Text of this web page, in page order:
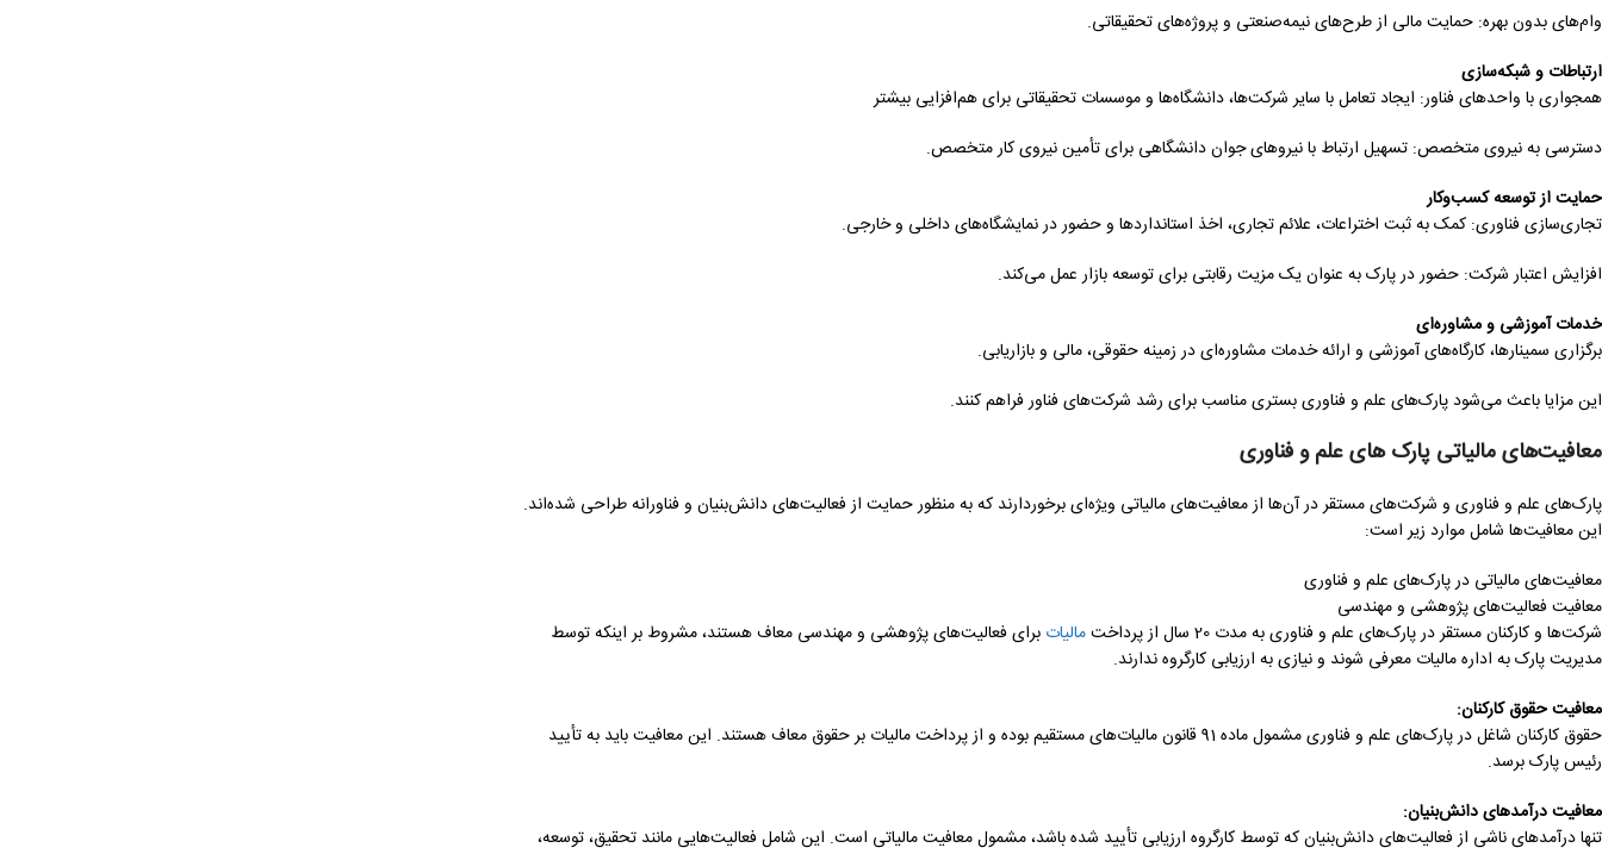
وام‌های بدون بهره: حمایت مالی از طرح‌های نیمه‌صنعتی و پروژه‌های تحقیقاتی.
ارتباطات و شبکه‌سازی
همجواری با واحدهای فناور: ایجاد تعامل با سایر شرکت‌ها، دانشگاه‌ها و موسسات تحقیقاتی برای هم‌افزایی بیشتر
دسترسی به نیروی متخصص: تسهیل ارتباط با نیروهای جوان دانشگاهی برای تأمین نیروی کار متخصص.
حمایت از توسعه کسب‌وکار
تجاری‌سازی فناوری: کمک به ثبت اختراعات، علائم تجاری، اخذ استانداردها و حضور در نمایشگاه‌های داخلی و خارجی.
افزایش اعتبار شرکت: حضور در پارک به عنوان یک مزیت رقابتی برای توسعه بازار عمل می‌کند.
خدمات آموزشی و مشاوره‌ای
برگزاری سمینارها، کارگاه‌های آموزشی و ارائه خدمات مشاوره‌ای در زمینه حقوقی، مالی و بازاریابی.
این مزایا باعث می‌شود پارک‌های علم و فناوری بستری مناسب برای رشد شرکت‌های فناور فراهم کنند.
معافیت‌های مالیاتی پارک‌ های علم و فناوری
پارک‌های علم و فناوری و شرکت‌های مستقر در آن‌ها از معافیت‌های مالیاتی ویژه‌ای برخوردارند که به منظور حمایت از فعالیت‌های دانش‌بنیان و فناورانه طراحی شده‌اند.
این معافیت‌ها شامل موارد زیر است:
معافیت‌های مالیاتی در پارک‌های علم و فناوری
معافیت فعالیت‌های پژوهشی و مهندسی
شرکت‌ها و کارکنان مستقر در پارک‌های علم و فناوری به مدت 20 سال از پرداخت
مالیات برای فعالیت‌های پژوهشی و مهندسی معاف هستند، مشروط بر اینکه توسط
مدیریت پارک به اداره مالیات معرفی شوند و نیازی به ارزیابی کارگروه ندارند.
معافیت حقوق کارکنان:
حقوق کارکنان شاغل در پارک‌های علم و فناوری مشمول ماده 91 قانون مالیات‌های مستقیم بوده و از پرداخت مالیات بر حقوق معاف هستند. این معافیت باید به تأیید
رئیس پارک برسد.
معافیت درآمدهای دانش‌بنیان:
تنها درآمدهای ناشی از فعالیت‌های دانش‌بنیان که توسط کارگروه ارزیابی تأیید شده باشد، مشمول معافیت مالیاتی است. این شامل فعالیت‌هایی مانند تحقیق، توسعه،